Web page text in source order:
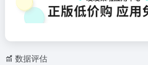
数据评估